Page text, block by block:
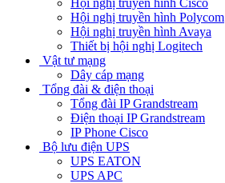
Hội nghị truyền hình Polycom
Hội nghị truyền hình Avaya
Thiết bị hội nghị Logitech
Vật tư mạng
Dây cáp mạng
Tổng đài & điện thoại
Tổng đài IP Grandstream
Điện thoại IP Grandstream
IP Phone Cisco
Bộ lưu điện UPS
UPS EATON
UPS APC